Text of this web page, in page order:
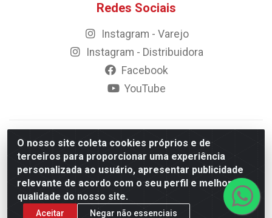
O nosso site coleta cookies próprios e de
terceiros para proporcionar uma experiência
personalizada ao usuário, apresentar publicidade
relevante de acordo com o seu perfil e melhorar a
qualidade do nosso site.
Aceitar Negar não essenciais
Redes Sociais
Instagram - Varejo
Instagram - Distribuidora
Facebook
YouTube
© 2023 Rally Motos - todos os direitos reservados.
Razão Social: Rally motos distribuidora, importadora e
transportadora de peças LTDA - CNPJ 09.262.859/0001-43 -
Rua Vigário Calixto 2900 - Catolé, Campina Grande/PB